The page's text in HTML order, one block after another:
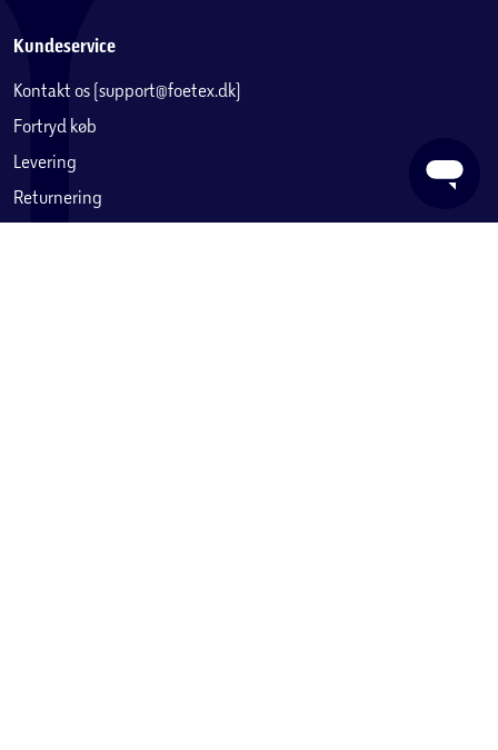
Kundeservice
Kontakt os (support@foetex.dk)
Fortryd køb
Levering
Returnering